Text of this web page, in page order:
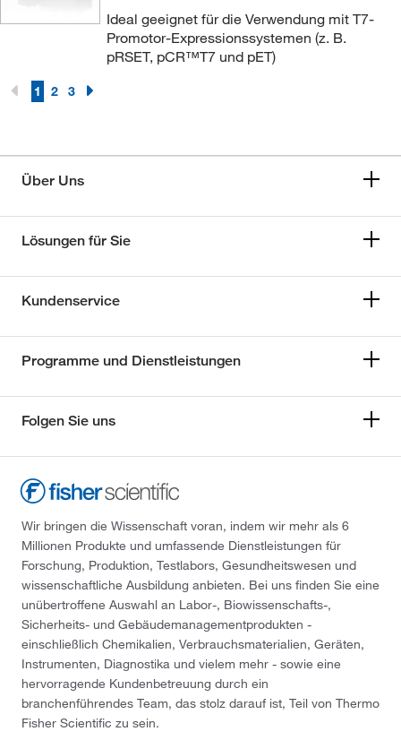
Ideal geeignet für die Verwendung mit T7-
Promotor-Expressionssystemen (z. B.
pRSET, pCR™T7 und pET)
1 2 3
Über Uns
Lösungen für Sie
Kundenservice
Programme und Dienstleistungen
Folgen Sie uns
Wir bringen die Wissenschaft voran, indem wir mehr als 6
Millionen Produkte und umfassende Dienstleistungen für
Forschung, Produktion, Testlabors, Gesundheitswesen und
wissenschaftliche Ausbildung anbieten. Bei uns finden Sie eine
unübertroffene Auswahl an Labor-, Biowissenschafts-,
Sicherheits- und Gebäudemanagementprodukten -
einschließlich Chemikalien, Verbrauchsmaterialien, Geräten,
Instrumenten, Diagnostika und vielem mehr - sowie eine
hervorragende Kundenbetreuung durch ein
branchenführendes Team, das stolz darauf ist, Teil von Thermo
Fisher Scientific zu sein.